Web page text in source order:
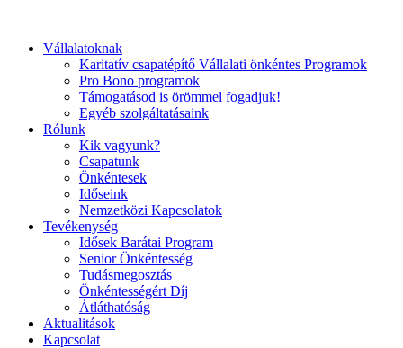
Vállalatoknak
Karitatív csapatépítő Vállalati önkéntes Programok
Pro Bono programok
Támogatásod is örömmel fogadjuk!
Egyéb szolgáltatásaink
Rólunk
Kik vagyunk?
Csapatunk
Önkéntesek
Időseink
Nemzetközi Kapcsolatok
Tevékenység
Idősek Barátai Program
Senior Önkéntesség
Tudásmegosztás
Önkéntességért Díj
Átláthatóság
Aktualitások
Kapcsolat